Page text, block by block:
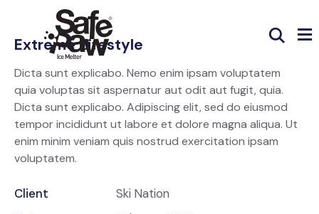
Extreme Lifestyle
Dicta sunt explicabo. Nemo enim ipsam voluptatem
quia voluptas sit aspernatur aut odit aut fugit, quia.
Dicta sunt explicabo. Adipiscing elit, sed do eiusmod
tempor incididunt ut labore et dolore magna aliqua. Ut
enim minim veniam quis nostrud exercitation ipsam
voluptatem.
Client
Ski Nation